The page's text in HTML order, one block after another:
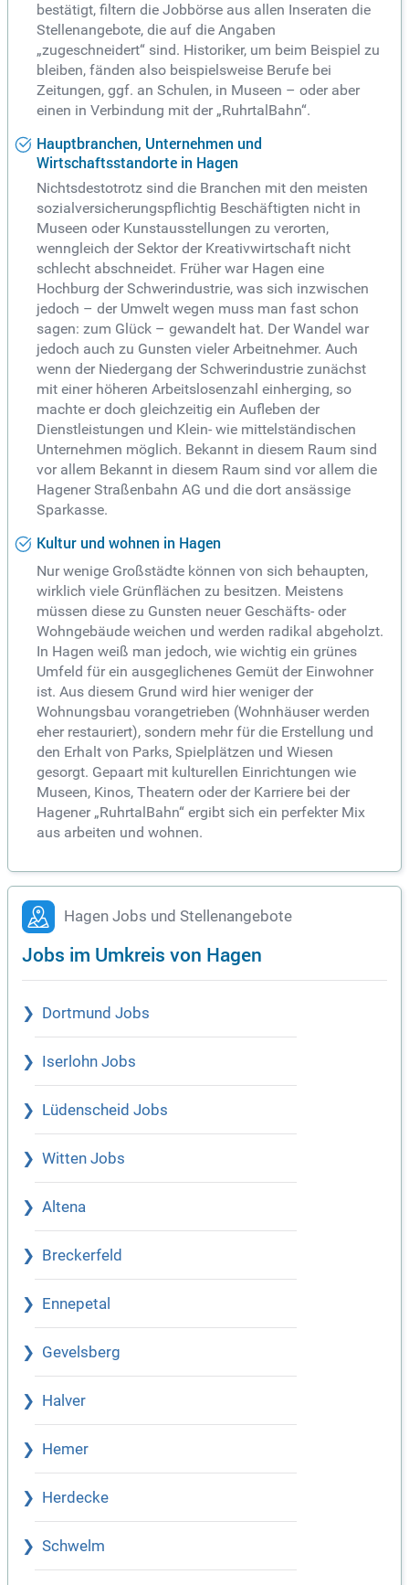
bestätigt, filtern die Jobbörse aus allen Inseraten die
Stellenangebote, die auf die Angaben
„zugeschneidert“ sind. Historiker, um beim Beispiel zu
bleiben, fänden also beispielsweise Berufe bei
Zeitungen, ggf. an Schulen, in Museen – oder aber
einen in Verbindung mit der „RuhrtalBahn“.
Hauptbranchen, Unternehmen und
Wirtschaftsstandorte in Hagen
Nichtsdestotrotz sind die Branchen mit den meisten
sozialversicherungspflichtig Beschäftigten nicht in
Museen oder Kunstausstellungen zu verorten,
wenngleich der Sektor der Kreativwirtschaft nicht
schlecht abschneidet. Früher war Hagen eine
Hochburg der Schwerindustrie, was sich inzwischen
jedoch – der Umwelt wegen muss man fast schon
sagen: zum Glück – gewandelt hat. Der Wandel war
jedoch auch zu Gunsten vieler Arbeitnehmer. Auch
wenn der Niedergang der Schwerindustrie zunächst
mit einer höheren Arbeitslosenzahl einherging, so
machte er doch gleichzeitig ein Aufleben der
Dienstleistungen und Klein- wie mittelständischen
Unternehmen möglich. Bekannt in diesem Raum sind
vor allem Bekannt in diesem Raum sind vor allem die
Hagener Straßenbahn AG und die dort ansässige
Sparkasse.
Kultur und wohnen in Hagen
Nur wenige Großstädte können von sich behaupten,
wirklich viele Grünflächen zu besitzen. Meistens
müssen diese zu Gunsten neuer Geschäfts- oder
Wohngebäude weichen und werden radikal abgeholzt.
In Hagen weiß man jedoch, wie wichtig ein grünes
Umfeld für ein ausgeglichenes Gemüt der Einwohner
ist. Aus diesem Grund wird hier weniger der
Wohnungsbau vorangetrieben (Wohnhäuser werden
eher restauriert), sondern mehr für die Erstellung und
den Erhalt von Parks, Spielplätzen und Wiesen
gesorgt. Gepaart mit kulturellen Einrichtungen wie
Museen, Kinos, Theatern oder der Karriere bei der
Hagener „RuhrtalBahn“ ergibt sich ein perfekter Mix
aus arbeiten und wohnen.
Hagen Jobs und Stellenangebote
Jobs im Umkreis von Hagen
Dortmund Jobs
Iserlohn Jobs
Lüdenscheid Jobs
Witten Jobs
Altena
Breckerfeld
Ennepetal
Gevelsberg
Halver
Hemer
Herdecke
Schwelm